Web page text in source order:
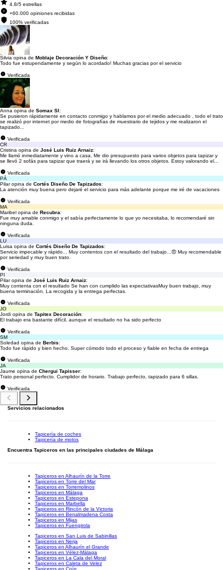
4.8/5 estrellas
+60.000 opiniones recibidas
100% verificadas
Silvia opina de Moblaje Decoración Y Diseño:
Todo fue estupendamente y según lo acordado! Muchas gracias por el servicio
Verificada
Anna opina de Somax Sl:
Se pusieron rápidamente en contacto conmigo y hablamos por el medio adecuado , todo el trato
se realizó por internet por medio de fotografías de muestrario de tejidos y me realizaron el
tapizado...
Verificada
CR
Cristina opina de José Luis Ruiz Arnaiz:
Me llamó inmediatamente y vino a casa. Me dio presupuesto para varios objetos para tapizar y
se llevó 2 sofás para tapizar que traerá y se irá llevando los otros objetos. Estoy valorando el...
Verificada
PÁ
Pilar opina de Cortés Diseño De Tapizados:
La atención muy buena pero dejaré el servicio para más adelante porque me iré de vacaciones
Verificada
MA
Maribel opina de Recubra:
Fue muy amable conmigo y el sabía perfectamente lo que yo necesitaba, lo recomendaré sin
ninguna duda.
Verificada
LU
Luisa opina de Cortés Diseño De Tapizados:
Servicio impecable y rápido... Muy contentos con el resultado del trabajo...😍 Muy recomendable
por seriedad y muy buen trato.
Verificada
PI
Pilar opina de José Luis Ruiz Arnaiz:
Muy contenta con el resultado Se han con cumplido las expectativasMuy buen trabajo, muy
buena terminación. La recogida y la entrega perfectas.
Verificada
JO
Jordi opina de Tapitex Decoración:
El trabajo era bastante difícil, aunque el resultado no ha sido perfecto
Verificada
SM
Soledad opina de Berbis:
Todo fue rápido y bien hecho. Super cómodo todo el proceso y fiable en fecha de entrega
Verificada
JA
Jaume opina de Chergui Tapisser:
Trato personal perfecto. Cumplidor de horario. Trabajo perfecto, tapizado para 6 sillas.
Verificada
Servicios relacionados
Tapicería de coches
Tapicería de motos
Encuentra Tapiceros en las principales ciudades de Málaga
Tapiceros en Alhaurín de la Torre
Tapiceros en Torre del Mar
Tapiceros en Torremolinos
Tapiceros en Málaga
Tapiceros en Estepona
Tapiceros en Marbella
Tapiceros en Rincón de la Victoria
Tapiceros en Benalmadena Costa
Tapiceros en Mijas
Tapiceros en Fuengirola
Tapiceros en San Luis de Sabinillas
Tapiceros en Nerja
Tapiceros en Alhaurín el Grande
Tapiceros en Vélez-Málaga
Tapiceros en La Cala del Moral
Tapiceros en Caleta de Velez
Tapiceros en Coín